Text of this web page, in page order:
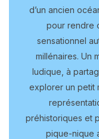
d’un ancien
pour rendre
sensationnel
millénaires. Un
ludique, à
explorer un petit
préhistoriques et
pique-nique